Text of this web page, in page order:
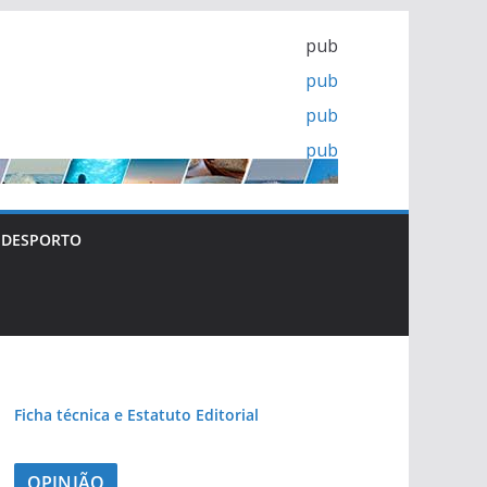
pub
pub
pub
pub
DESPORTO
Ficha técnica e Estatuto Editorial